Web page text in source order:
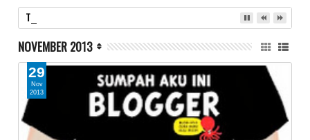
Teman atau Bukan?
NOVEMBER 2013
29
Nov
2013